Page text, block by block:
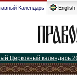
Календарь English
Церковный календарь